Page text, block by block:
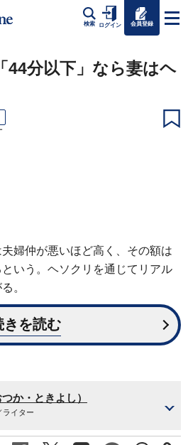
検索 ログイン 会員登録
44分以下」なら妻はヘ
婦仲が悪いほど高く、その額は
いう。ヘソクリを通じてリアル
。
きを読む
か・ときよし）
ライター